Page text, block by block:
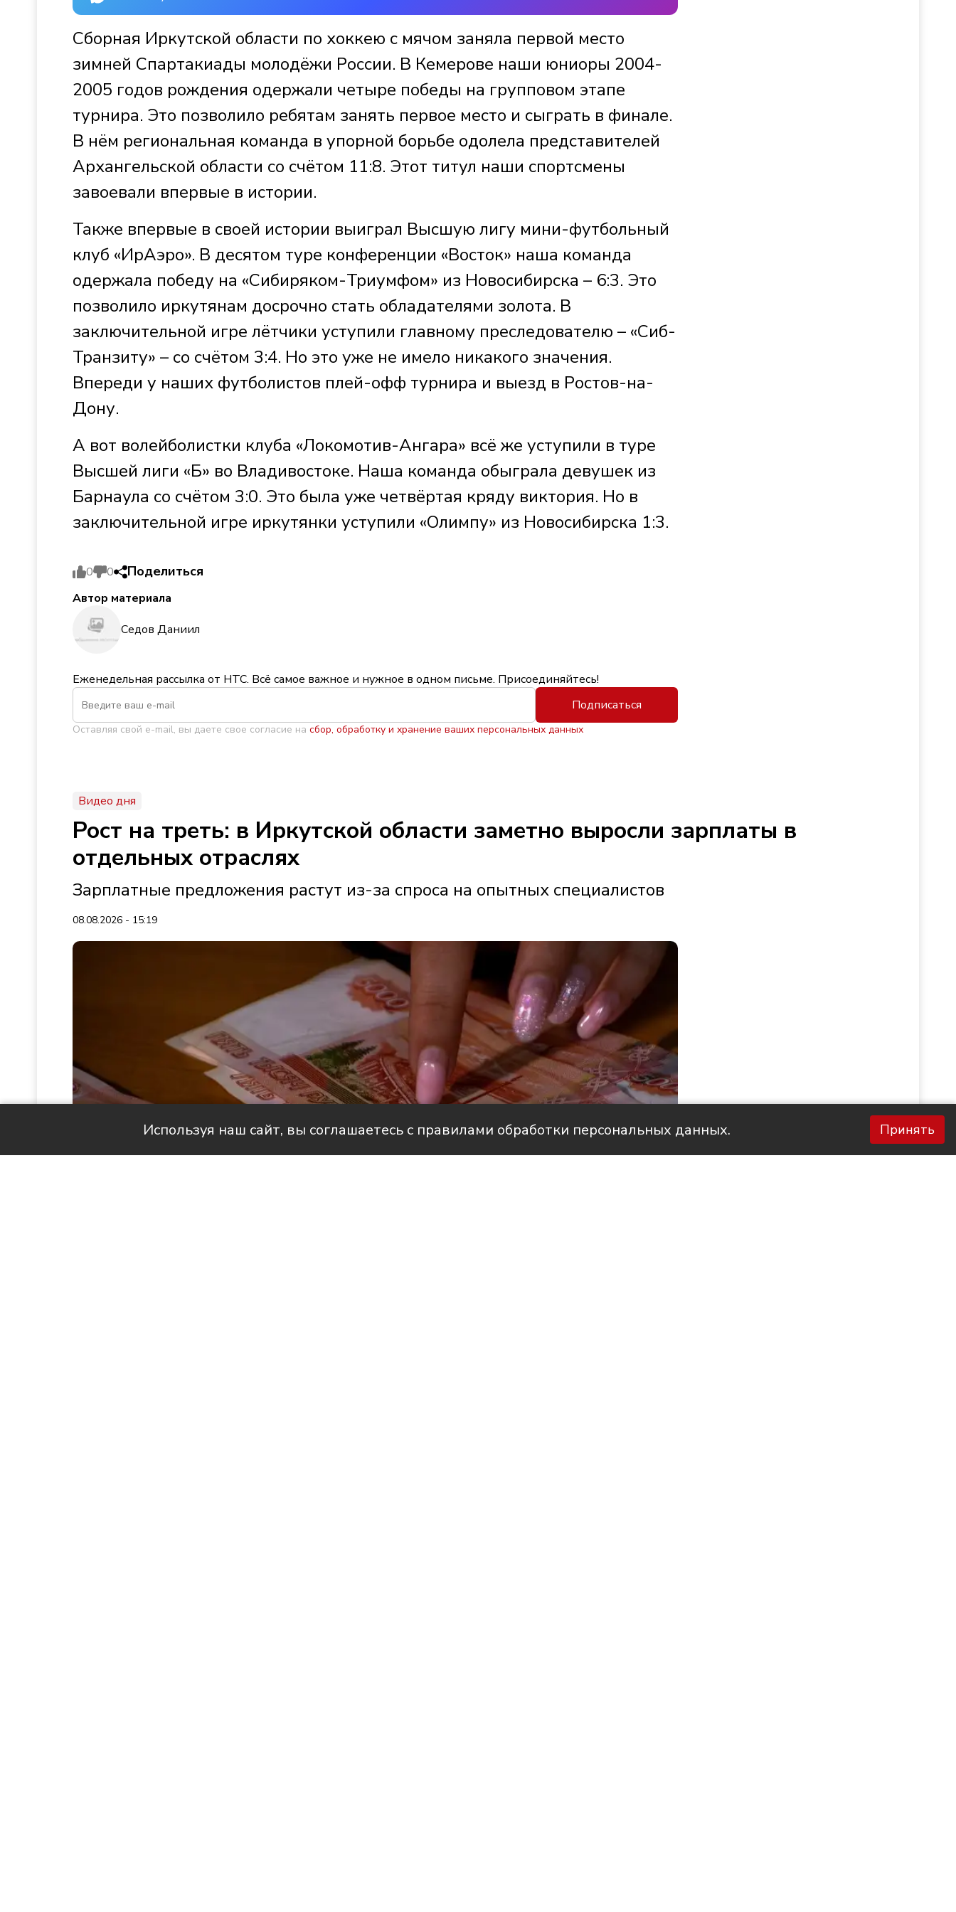
Сборная Иркутской области по хоккею с мячом заняла первой место
зимней Спартакиады молодёжи России. В Кемерове наши юниоры 2004-
2005 годов рождения одержали четыре победы на групповом этапе
турнира. Это позволило ребятам занять первое место и сыграть в финале.
В нём региональная команда в упорной борьбе одолела представителей
Архангельской области со счётом 11:8. Этот титул наши спортсмены
завоевали впервые в истории.
Также впервые в своей истории выиграл Высшую лигу мини-футбольный
клуб «ИрАэро». В десятом туре конференции «Восток» наша команда
одержала победу на «Сибиряком-Триумфом» из Новосибирска – 6:3. Это
позволило иркутянам досрочно стать обладателями золота. В
заключительной игре лётчики уступили главному преследователю – «Сиб-
Транзиту» – со счётом 3:4. Но это уже не имело никакого значения.
Впереди у наших футболистов плей-офф турнира и выезд в Ростов-на-
Дону.
А вот волейболистки клуба «Локомотив-Ангара» всё же уступили в туре
Высшей лиги «Б» во Владивостоке. Наша команда обыграла девушек из
Барнаула со счётом 3:0. Это была уже четвёртая кряду виктория. Но в
заключительной игре иркутянки уступили «Олимпу» из Новосибирска 1:3.
0 0 Поделиться
Автор материала
Седов Даниил
Еженедельная рассылка от НТС. Всё самое важное и нужное в одном письме. Присоединяйтесь!
Подписаться
Оставляя свой e-mail, вы даете свое согласие на сбор, обработку и хранение ваших персональных данных
Видео дня
Рост на треть: в Иркутской области заметно выросли зарплаты в
отдельных отраслях
Зарплатные предложения растут из-за спроса на опытных специалистов
08.08.2026 - 15:19
Используя наш сайт, вы соглашаетесь с правилами обработки персональных данных. Принять